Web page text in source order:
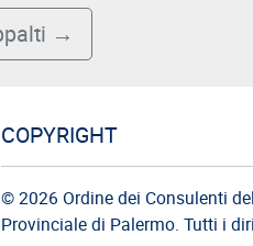
→
12
JUN
2026
COPYRIGHT
© 2026 Ordine dei Consulenti
Provinciale di Palermo. Tutti i